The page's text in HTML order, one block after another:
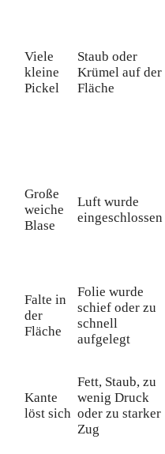
Viele
kleine
Pickel
Staub oder
Krümel auf der
Fläche
Große
weiche
Blase
Luft wurde
eingeschlossen
Falte in
der
Fläche
Folie wurde
schief oder zu
schnell
aufgelegt
Kante
löst sich
Fett, Staub, zu
wenig Druck
oder zu starker
Zug